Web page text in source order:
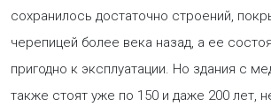
сохранилось достаточно строений,
черепицей более века назад, а ее
пригодно к эксплуатации. Но здания с
также стоят уже по 150 и даже 200 лет,